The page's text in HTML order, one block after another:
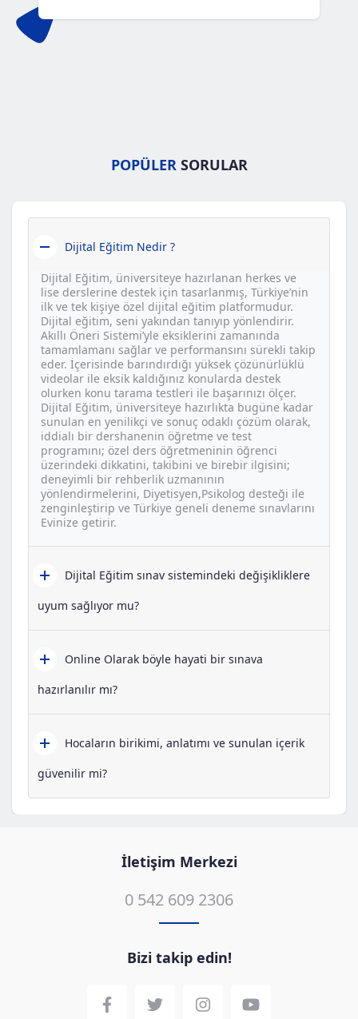
POPÜLERSORULAR
Dijital Eğitim Nedir ?
Dijital Eğitim, üniversiteye hazırlanan herkes ve
lise derslerine destek için tasarlanmış, Türkiye’nin
ilk ve tek kişiye özel dijital eğitim platformudur.
Dijital eğitim, seni yakından tanıyıp yönlendirir.
Akıllı Öneri Sistemi’yle eksiklerini zamanında
tamamlamanı sağlar ve performansını sürekli takip
eder. İçerisinde barındırdığı yüksek çözünürlüklü
videolar ile eksik kaldığınız konularda destek
olurken konu tarama testleri ile başarınızı ölçer.
Dijital Eğitim, üniversiteye hazırlıkta bugüne kadar
sunulan en yenilikçi ve sonuç odaklı çözüm olarak,
iddialı bir dershanenin öğretme ve test
programını; özel ders öğretmeninin öğrenci
üzerindeki dikkatini, takibini ve birebir ilgisini;
deneyimli bir rehberlik uzmanının
yönlendirmelerini, Diyetisyen,Psikolog desteği ile
zenginleştirip ve Türkiye geneli deneme sınavlarını
Evinize getirir.
uyum sağlıyor mu?
hazırlanılır mı?
güvenilir mi?
İletişim Merkezi
0 542 609 2306
Bizi takip edin!